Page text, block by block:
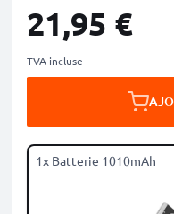
21,95 €
TVA incluse
1x Batterie 1010mAh